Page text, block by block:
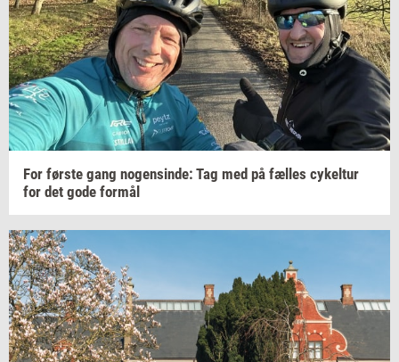
For før­ste gang no­gen­sin­de: Tag med på fæl­les cy­kel­tur
for det gode for­mål